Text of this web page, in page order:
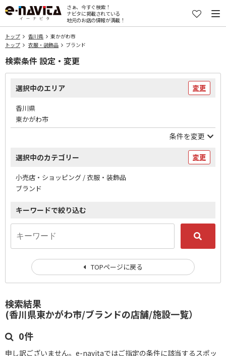
さぁ、今すぐ検索！
ナビタに掲載されている
地元のお店の情報が満載！
トップ 香川県
東かがわ市
トップ
衣服・装飾品 ブランド
検索結果
(香川県東かがわ市/ブランドの店舗/施設一覧）
0件
申し訳ございません。e-navitaではご指定の条件に該当するスポッ
検索条件 設定・変更
選択中のエリア 変更
香川県
東かがわ市
条件を変更
選択中のカテゴリー 変更
小売店・ショッピング / 衣服・装飾品
ブランド
キーワードで絞り込む
TOPページに戻る